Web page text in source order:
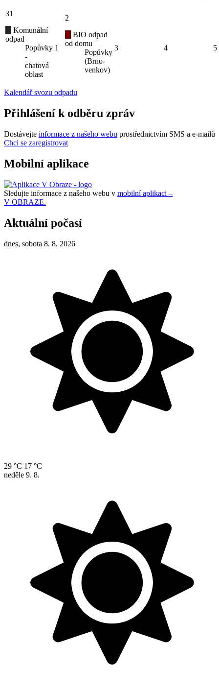
31
Komunální
odpad
Popůvky
-
chatová
oblast
1
2
BIO odpad
od domu
Popůvky
(Brno-
venkov)
3 4 5
Kalendář svozu odpadu
Přihlášení k odběru zpráv
Dostávejte informace z našeho webu prostřednictvím SMS a e-mailů
Chci se zaregistrovat
Mobilní aplikace
Sledujte informace z našeho webu v mobilní aplikaci –
V OBRAZE.
Aktuální počasí
dnes, sobota 8. 8. 2026
29 °C 17 °C
neděle 9. 8.